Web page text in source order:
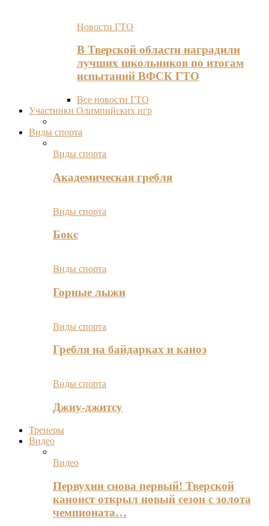
Новости ГТО
В Тверской области наградили
лучших школьников по итогам
испытаний ВФСК ГТО
Все новости ГТО
Участники Олимпийских игр
Виды спорта
Виды спорта
Академическая гребля
Виды спорта
Бокс
Виды спорта
Горные лыжи
Виды спорта
Гребля на байдарках и каноэ
Виды спорта
Джиу-джитсу
Тренеры
Видео
Видео
Первухин снова первый! Тверской
каноист открыл новый сезон с золота
чемпионата…